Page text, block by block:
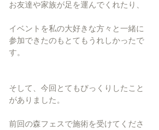
お友達や家族が足を運んでくれたり、
イベントを私の大好きな方々と一緒に
参加できたのもとてもうれしかったで
す。
そして、今回とてもびっくりしたこと
がありました。
前回の森フェスで施術を受けてくださ